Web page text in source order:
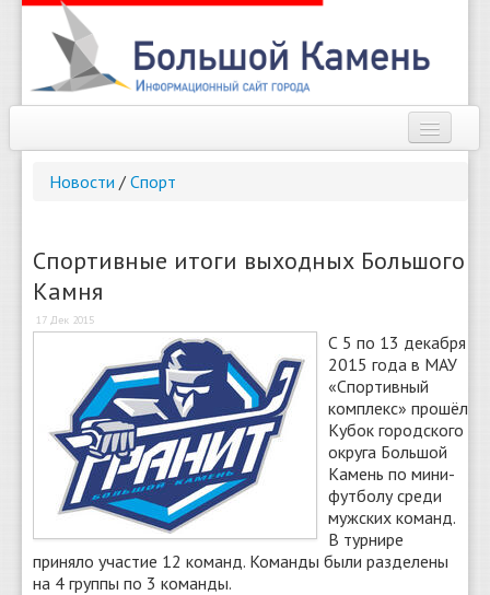
Справочник
Погода
О сайте
Найти
Новости / Спорт
Спортивные итоги выходных Большого
Камня
17 Дек 2015
С 5 по 13 декабря
2015 года в МАУ
«Спортивный
комплекс» прошёл
Кубок городского
округа Большой
Камень по мини-
футболу среди
мужских команд.
В турнире
приняло участие 12 команд. Команды были разделены
на 4 группы по 3 команды.